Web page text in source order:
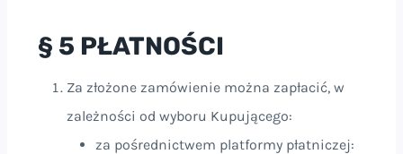
§ 5 PŁATNOŚCI
Za złożone zamówienie można zapłacić, w
zależności od wyboru Kupującego:
za pośrednictwem platformy płatniczej: